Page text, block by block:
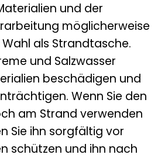
und der
möglicherweise
als Strandtasche.
und Salzwasser
beschädigen und
Wenn Sie den
am Strand verwenden
Sie ihn sorgfältig vor
schützen und ihn nach